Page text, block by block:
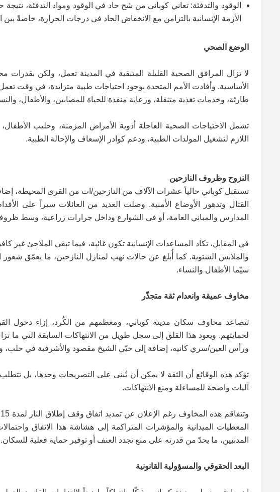
الوقود والتدفئة: تعاني كوباني من شح حاد في الوقود ومواد التدفئة،
الأزمة الإنسانية بالتزامن مع الانخفاض الحاد في درجات الحرارة، خاصةً
الوضع الصحي
لا تزال المرافق الصحية القليلة المتبقية في المدينة تعمل، ولكن
الأساسية. وأفادت الأمم المتحدة بوجود احتياجات طبية متزايدة، في وقت
طارئة، وخدمات تغذية متنقلة، ورعاية منقذة للحياة للمصابين، والأطفال،
تشمل الاحتياجات الصحية العاجلة أدوية الأمراض المزمنة، وحليب
اللازم لتشغيل المولدات الطبية، ودعم كوادر الإسعاف والإحالة الطبية.
النزوح وظروف النازحين
تستقبل كوباني حالياً عشرات الآلاف من النازحين/ات من القرى المحيطة،
القتال وتدهور الأوضاع الأمنية. وصلت العديد من العائلات سيراً على
المدارس والمباني العامة، أو في الشوارع وداخل جرارات زراعية، وسط
في المقابل، تكاد المساعدات الإنسانية تكون غائبة، فيما تبقى الملاجئ
والملابس الشتوية. كما أُبلغ عن حالات نهب لمنازل النازحين، ما يعمّق
سيّما الأطفال والنساء.
مخاوف عميقة وانعدام ثقة متجذّر
تتصاعد مخاوف سكان مدينة كوباني، ومعظمهم من الكُرد، إزاء دخول
لحمايتهم. ويعود هذا القلق إلى سجل طويل من الانتهاكات السابقة التي ما
ورأس العين/سري كانيه، إضافة إلى حيّي الشيخ مقصود والأشرفية في حلب،
تؤكد هذه الوقائع أن الثقة لا يمكن أن تُبنى على التصريحات وحدها، بل
آليات واضحة للمساءلة ومنع الانتهاكات.
المعطيات الميدانية والمؤشرات المتراكمة إلى هشاشة هذا الاتفاق
المدنيين، ما يحدّ من قدرته على منع تجدد العنف أو توفير حماية فعلية للسكان.
البعد الحقوقي والمسؤولية القانونية